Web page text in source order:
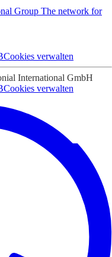
Group The network for
Cookies verwalten
International GmbH
Cookies verwalten